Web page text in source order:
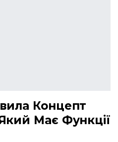
Концепт
Має Функції